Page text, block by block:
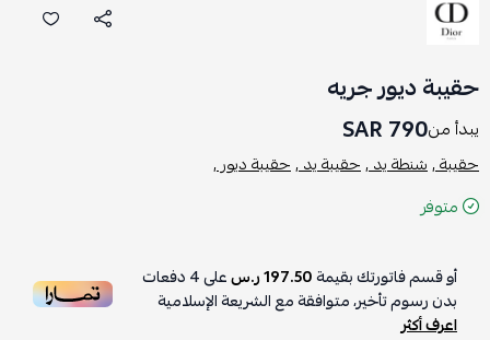
حقيبة ديور جريه
يبدأ من790 SAR
حقيبة ,شنطة يد ,حقيبة يد ,حقيبة ديور ,
متوفر
أو قسم فاتورتك بقيمة197.50 ر.س على4دفعات
بدون رسوم تأخير، متوافقة مع الشريعة الإسلامية
اعرف أكثر